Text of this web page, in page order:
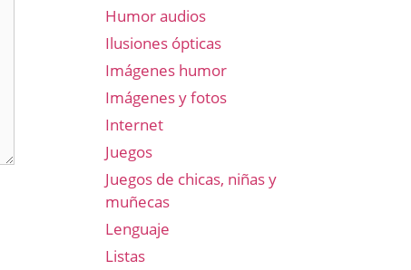
Humor audios
Ilusiones ópticas
Imágenes humor
Imágenes y fotos
Internet
Juegos
Juegos de chicas, niñas y
muñecas
Lenguaje
Listas